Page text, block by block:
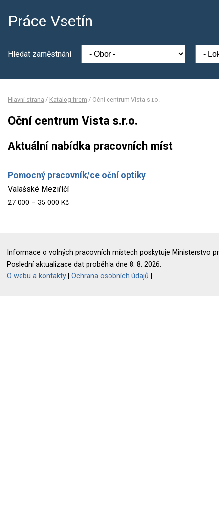
Práce Vsetín
Hledat zaměstnání
Hlavní strana / Katalog firem / Oční centrum Vista s.r.o.
Oční centrum Vista s.r.o.
Aktuální nabídka pracovních míst
Pomocný pracovník/ce oční optiky
Valašské Meziříčí
27 000 – 35 000 Kč
Informace o volných pracovních místech poskytuje Ministerstvo
Poslední aktualizace dat proběhla dne 8. 8. 2026.
O webu a kontakty |Ochrana osobních údajů